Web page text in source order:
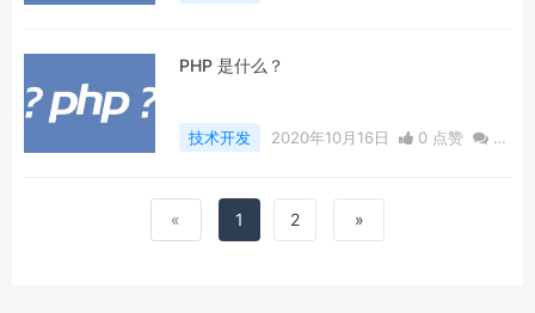
PHP 是什么？
技术开发 2020年10月16日 0 点赞
0
« 1 2 »